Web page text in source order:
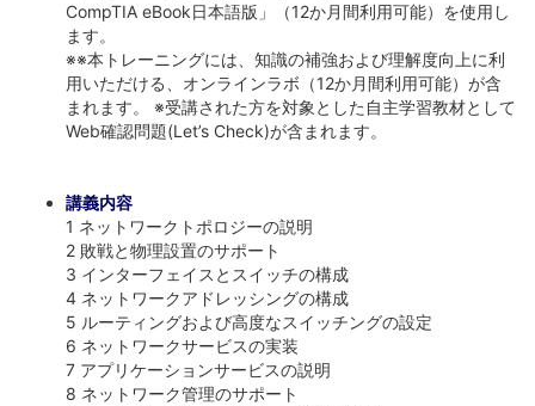
CompTIA eBook日本語版」（12か月間利用可能）を使用し
ます。
※※本トレーニングには、知識の補強および理解度向上に利
用いただける、オンラインラボ（12か月間利用可能）が含
まれます。 ※受講された方を対象とした自主学習教材として
Web確認問題(Let’s Check)が含まれます。
講義内容
1 ネットワークトポロジーの説明
2 敗戦と物理設置のサポート
3 インターフェイスとスイッチの構成
4 ネットワークアドレッシングの構成
5 ルーティングおよび高度なスイッチングの設定
6 ネットワークサービスの実装
7 アプリケーションサービスの説明
8 ネットワーク管理のサポート